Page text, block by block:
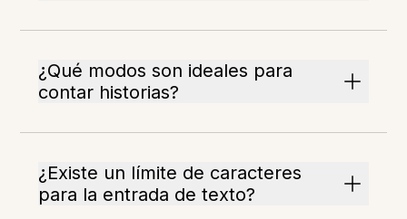
¿Qué modos son ideales para
contar historias?
¿Existe un límite de caracteres
para la entrada de texto?